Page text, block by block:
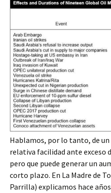
Hablamos, por lo tanto, de
relativa facilidad ante exceso
pero que puede generar un
corto plazo. En La Madre de
Parrilla) explicamos hace